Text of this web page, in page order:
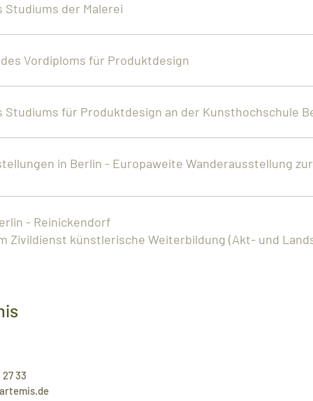
Studiums der Malerei
Vordiploms für Produktdesign
Studiums für Produktdesign an der Kunsthochschule
in Berlin - Europaweite Wanderausstellung
- Reinickendorf
Zivildienst künstlerische Weiterbildung (Akt- und
27 33